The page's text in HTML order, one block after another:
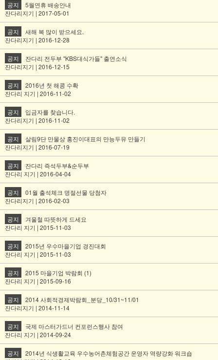
공지
5월연휴 배송안내
잔다리지기 | 2017-05-01
공지
새해 복 많이 받으세요.
잔다리지기 | 2016-12-28
공지
잔다리 전두부 "KBS대식가들" 출연소식
잔다리지기 | 2016-12-15
공지
2016년 첫 해콩 수확
잔다리 지기 | 2016-11-02
공지
입금자를 찾습니다.
잔다리지기 | 2016-11-02
공지
살림9단 만물상 홍진이대표의 만능두유 만들기
잔다리지기 | 2016-07-19
공지
잔다리 즉석두부&순두부
잔다리 지기 | 2016-04-04
공지
01월 출석체크 명절선물 당첨자
잔다리지기 | 2016-02-03
공지
겨울철 따뜻하게 드세요
잔다리 지기 | 2015-11-03
공지
2015년 우수마을기업 경진대회
잔다리 지기 | 2015-11-03
공지
2015 마을기업 박람회 (1)
잔다리 지기 | 2015-09-16
공지
2014 사회적경제박람회_분당_10/31~11/01
잔다리지기 | 2014-11-14
공지
국제 마스터가드너 컨포런스행사 참여
잔다리 지기 | 2014-09-24
공지
2014년 식생활교육 우수농어촌체험공간 운영자 역량강화 워크숍